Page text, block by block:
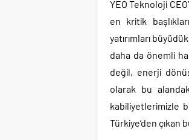
YEO Teknoloji
en kritik
yatırımları
daha da önemli
değil, enerji
olarak bu
kabiliyetlerimizle
Türkiye’den